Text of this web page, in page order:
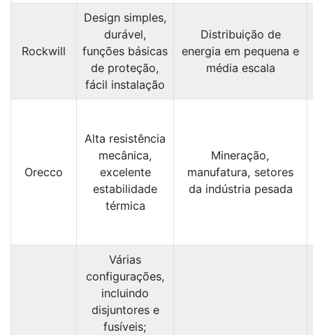
Rockwill
Design simples,
durável,
funções básicas
de proteção,
fácil instalação
Distribuição de
energia em pequena e
média escala
Orecco
Alta resistência
mecânica,
excelente
estabilidade
térmica
Mineração,
manufatura, setores
da indústria pesada
Várias
configurações,
incluindo
disjuntores e
fusíveis;